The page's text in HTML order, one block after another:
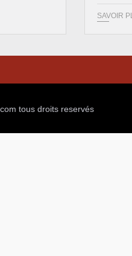
SAVOIR
tous droits reservés